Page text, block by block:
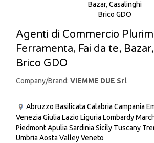
Agenti di Commercio
Ferramenta, Fai da te,
Brico GDO
Company/Brand: VIEMME DUE Srl
Abruzzo Basilicata Calabria Campania
Venezia Giulia Lazio Liguria Lombardy
PiedmontApulia Sardinia Sicily Tuscany
Umbria Aosta ValleyVeneto